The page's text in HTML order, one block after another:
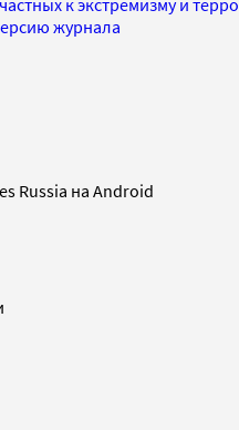
журнала
Russia на Android